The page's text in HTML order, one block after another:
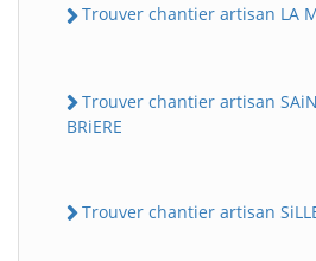
Trouver chantier artisan LA
Trouver chantier artisan
BRiERE
Trouver chantier artisan